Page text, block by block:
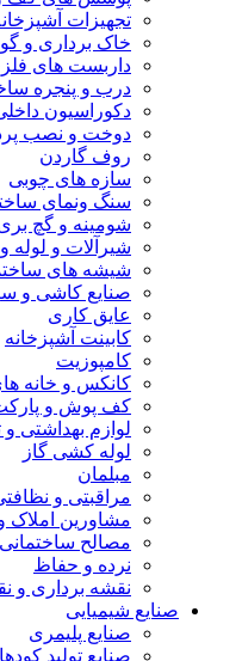
تجهیزات
خاک برداری و
داربست های
درب و پنجره
دکوراسیون
دوخت و نصب
روف گاردن
سازه های چوبی
سنگ ونمای
شومینه و گچ
شیرآلات و لوله
شیشه های
صنایع کاشی و
عایق کاری
کابینت آشپزخانه
کامپوزیت
کانکس و خانه
کف پوش و
لوازم بهداشتی و
لوله کشی گاز
مبلمان
مراقبتی و
مشاورین املاک
مصالح ساختمانی
نرده و حفاظ
نقشه برداری و
صنایع شیمیایی
صنایع پلیمری
صنایع تولید